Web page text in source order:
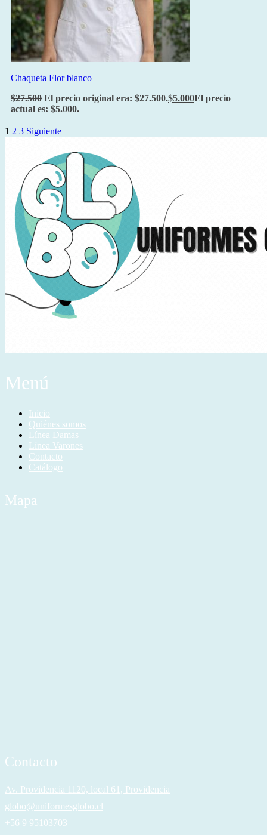
Chaqueta Flor blanco
$27.500 El precio original era: $27.500.$5.000El precio
actual es: $5.000.
1 2 3 Siguiente
Menú
Inicio
Quiénes somos
Línea Damas
Línea Varones
Contacto
Catálogo
Mapa
Contacto
Av. Providencia 1120, local 61, Providencia
globo@uniformesglobo.cl
+56 9 95103703